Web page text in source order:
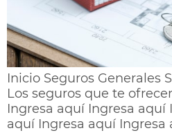
Inicio Seguros Generales
Los seguros que te
Ingresa aquí Ingresa aquí
aquí Ingresa aquí Ingresa